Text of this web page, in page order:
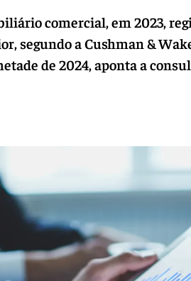
comercial, em 2023,
segundo a Cushman &
de 2024, aponta a